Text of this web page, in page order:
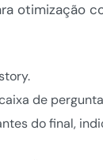
otimização
de
do final,